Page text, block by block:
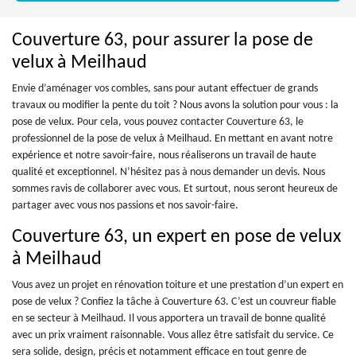
Couverture 63, pour assurer la pose de
velux à Meilhaud
Envie d’aménager vos combles, sans pour autant effectuer de grands
travaux ou modifier la pente du toit ? Nous avons la solution pour vous : la
pose de velux. Pour cela, vous pouvez contacter Couverture 63, le
professionnel de la pose de velux à Meilhaud. En mettant en avant notre
expérience et notre savoir-faire, nous réaliserons un travail de haute
qualité et exceptionnel. N’hésitez pas à nous demander un devis. Nous
sommes ravis de collaborer avec vous. Et surtout, nous seront heureux de
partager avec vous nos passions et nos savoir-faire.
Couverture 63, un expert en pose de velux
à Meilhaud
Vous avez un projet en rénovation toiture et une prestation d’un expert en
pose de velux ? Confiez la tâche à Couverture 63. C’est un couvreur fiable
en se secteur à Meilhaud. Il vous apportera un travail de bonne qualité
avec un prix vraiment raisonnable. Vous allez être satisfait du service. Ce
sera solide, design, précis et notamment efficace en tout genre de